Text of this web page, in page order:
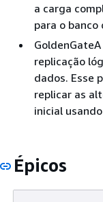
a carga
para o
GoldenGateA
replicação
dados. Esse
replicar as
inicial
Épicos